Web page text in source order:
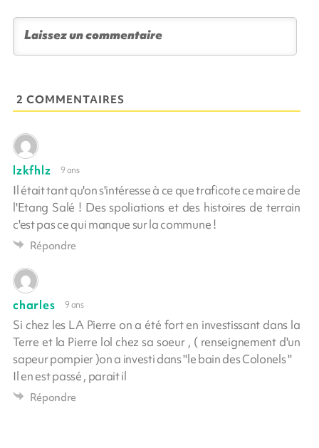
2 COMMENTAIRES
lzkfhlz 9 ans
Il était tant qu'on s'intéresse à ce que traficote ce maire de
l'Etang Salé ! Des spoliations et des histoires de terrain
c'est pas ce qui manque sur la commune !
Répondre
charles 9 ans
Si chez les LA Pierre on a été fort en investissant dans la
Terre et la Pierre lol chez sa soeur , ( renseignement d'un
sapeur pompier )on a investi dans ''le bain des Colonels ''
Il en est passé , parait il
Répondre